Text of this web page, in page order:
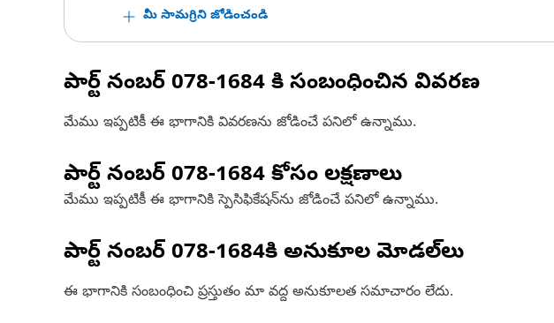
మీ సామగ్రిని జోడించండి
పార్ట్ నంబర్ 078-1684 కి సంబంధించిన వివరణ
మేము ఇప్పటికీ ఈ భాగానికి వివరణను జోడించే పనిలో ఉన్నాము.
పార్ట్ నంబర్ 078-1684 కోసం లక్షణాలు
మేము ఇప్పటికీ ఈ భాగానికి స్పెసిఫికేషన్‌ను జోడించే పనిలో ఉన్నాము.
పార్ట్ నంబర్ 078-1684కి అనుకూల మోడల్‌లు
ఈ భాగానికి సంబంధించి ప్రస్తుతం మా వద్ద అనుకూలత సమాచారం లేదు.